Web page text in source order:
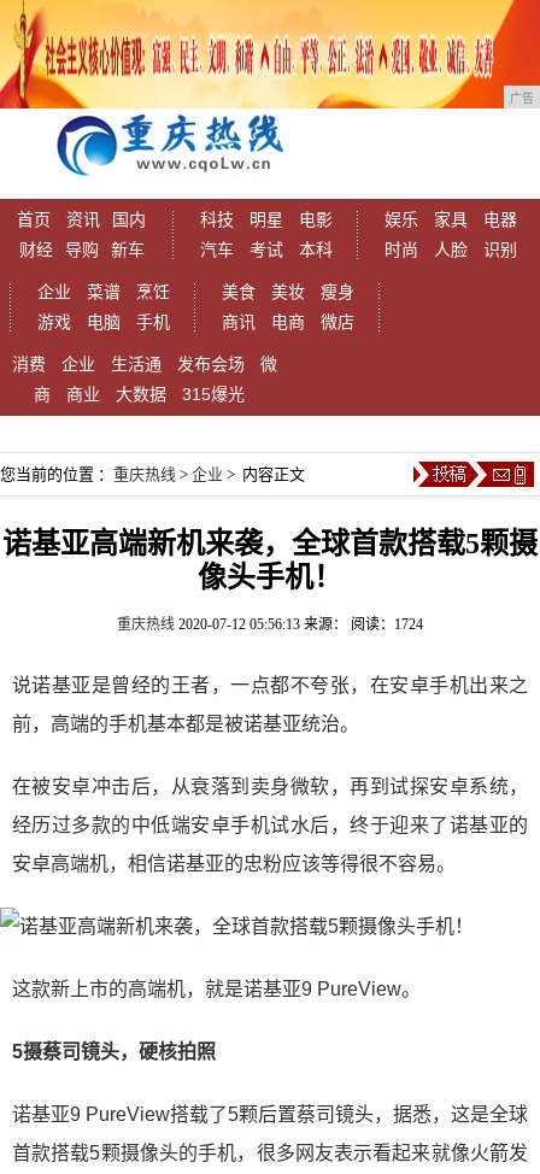
广告
首页 资讯
国内
财经
导购 新车
科技 明星
电影
汽车
考试 本科
娱乐 家具
电器
时尚
人脸 识别
企业 菜谱
烹饪
游戏
电脑 手机
美食 美妆
瘦身
商讯
电商 微店
消费 企业 生活通 发布会场
微
商
商业 大数据 315爆光
您当前的位置 ： 重庆热线 > 企业 > 内容正文
诺基亚高端新机来袭，全球首款搭载5颗摄
像头手机！
重庆热线 2020-07-12 05:56:13 来源： 阅读：1724
说诺基亚是曾经的王者，一点都不夸张，在安卓手机出来之
前，高端的手机基本都是被诺基亚统治。
在被安卓冲击后，从衰落到卖身微软，再到试探安卓系统，
经历过多款的中低端安卓手机试水后，终于迎来了诺基亚的
安卓高端机，相信诺基亚的忠粉应该等得很不容易。
这款新上市的高端机，就是诺基亚9 PureView。
5摄蔡司镜头，硬核拍照
诺基亚9 PureView搭载了5颗后置蔡司镜头，据悉，这是全球
首款搭载5颗摄像头的手机，很多网友表示看起来就像火箭发